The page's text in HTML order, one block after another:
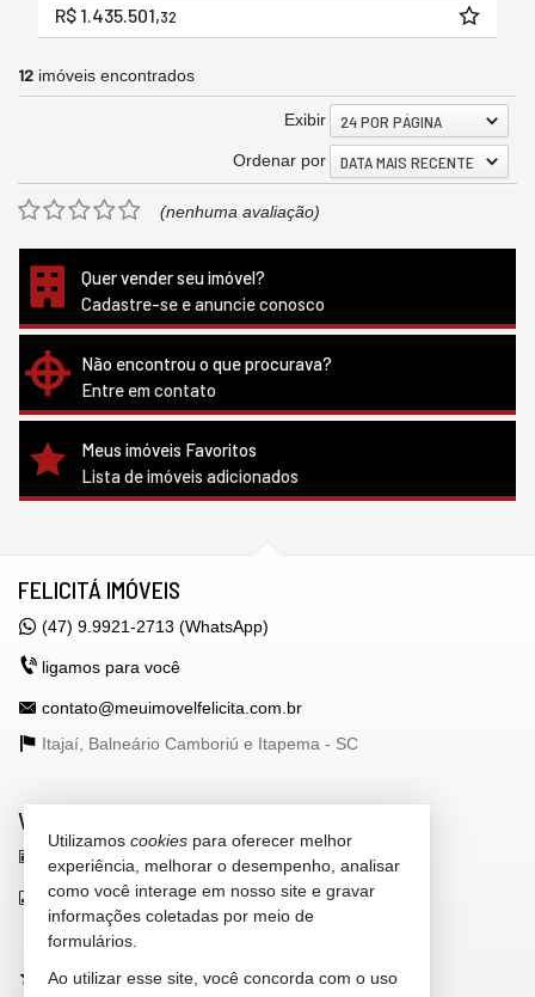
R$ 1.435.501,32
12 imóveis encontrados
Exibir 24 POR PÁGINA
Ordenar por DATA MAIS RECENTE
(nenhuma avaliação)
Quer vender seu imóvel?
Cadastre-se e anuncie conosco
Não encontrou o que procurava?
Entre em contato
Meus imóveis Favoritos
Lista de imóveis adicionados
FELICITÁ IMÓVEIS
(47) 9.9921-2713 (WhatsApp)
ligamos para você
contato@meuimovelfelicita.com.br
Itajaí, Balneário Camboriú e Itapema - SC
VEJA MAIS
receba nosso newsletter
indicadores financeiros
cadastre seu imóvel
imóveis favoritos
Utilizamos cookies para oferecer melhor
experiência, melhorar o desempenho, analisar
como você interage em nosso site e gravar
informações coletadas por meio de
formulários.
Ao utilizar esse site, você concorda com o uso